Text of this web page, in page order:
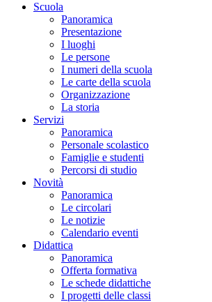
Scuola
Panoramica
Presentazione
I luoghi
Le persone
I numeri della scuola
Le carte della scuola
Organizzazione
La storia
Servizi
Panoramica
Personale scolastico
Famiglie e studenti
Percorsi di studio
Novità
Panoramica
Le circolari
Le notizie
Calendario eventi
Didattica
Panoramica
Offerta formativa
Le schede didattiche
I progetti delle classi